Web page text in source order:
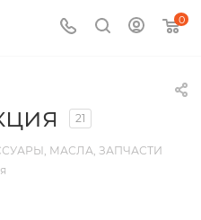
0
21
МАСЛА, ЗАПЧАСТИ